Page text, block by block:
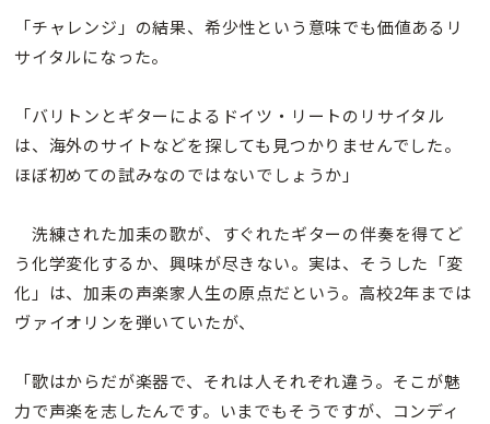
「チャレンジ」の結果、希少性という意味でも価値あるリ
サイタルになった。
「バリトンとギターによるドイツ・リートのリサイタル
は、海外のサイトなどを探しても見つかりませんでした。
ほぼ初めての試みなのではないでしょうか」
洗練された加耒の歌が、すぐれたギターの伴奏を得てど
う化学変化するか、興味が尽きない。実は、そうした「変
化」は、加耒の声楽家人生の原点だという。高校2年までは
ヴァイオリンを弾いていたが、
「歌はからだが楽器で、それは人それぞれ違う。そこが魅
力で声楽を志したんです。いまでもそうですが、コンディ